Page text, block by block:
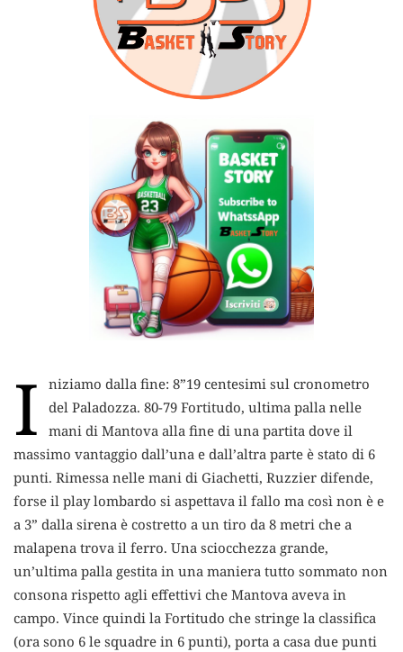
I
niziamo dalla fine: 8”19 centesimi sul cronometro
del Paladozza. 80-79 Fortitudo, ultima palla nelle
mani di Mantova alla fine di una partita dove il
massimo vantaggio dall’una e dall’altra parte è stato di 6
punti. Rimessa nelle mani di Giachetti, Ruzzier difende,
forse il play lombardo si aspettava il fallo ma così non è e
a 3” dalla sirena è costretto a un tiro da 8 metri che a
malapena trova il ferro. Una sciocchezza grande,
un’ultima palla gestita in una maniera tutto sommato non
consona rispetto agli effettivi che Mantova aveva in
campo. Vince quindi la Fortitudo che stringe la classifica
(ora sono 6 le squadre in 6 punti), porta a casa due punti